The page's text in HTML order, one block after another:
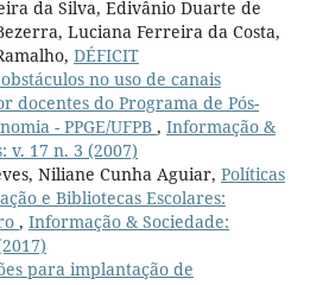
da Silva, Edivânio Duarte de
Luciana Ferreira da Costa,
DÉFICIT
no uso de canais
docentes do Programa de Pós-
- PPGE/UFPB , Informação &
v. 17 n. 3 (2007)
Niliane Cunha Aguiar, Políticas
e Bibliotecas Escolares:
, Informação & Sociedade:
para implantação de